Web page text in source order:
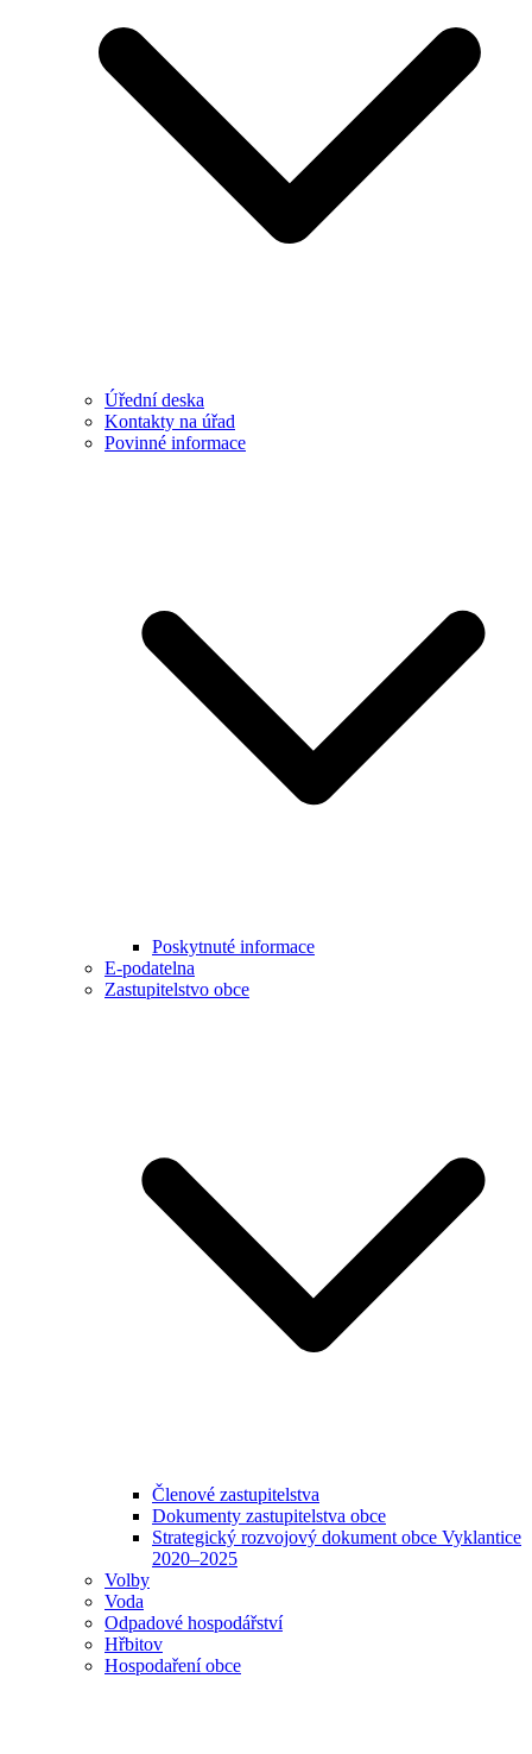
Úřední deska
Kontakty na úřad
Povinné informace
Poskytnuté informace
E-podatelna
Zastupitelstvo obce
Členové zastupitelstva
Dokumenty zastupitelstva obce
Strategický rozvojový dokument obce Vyklantice
2020–2025
Volby
Voda
Odpadové hospodářství
Hřbitov
Hospodaření obce